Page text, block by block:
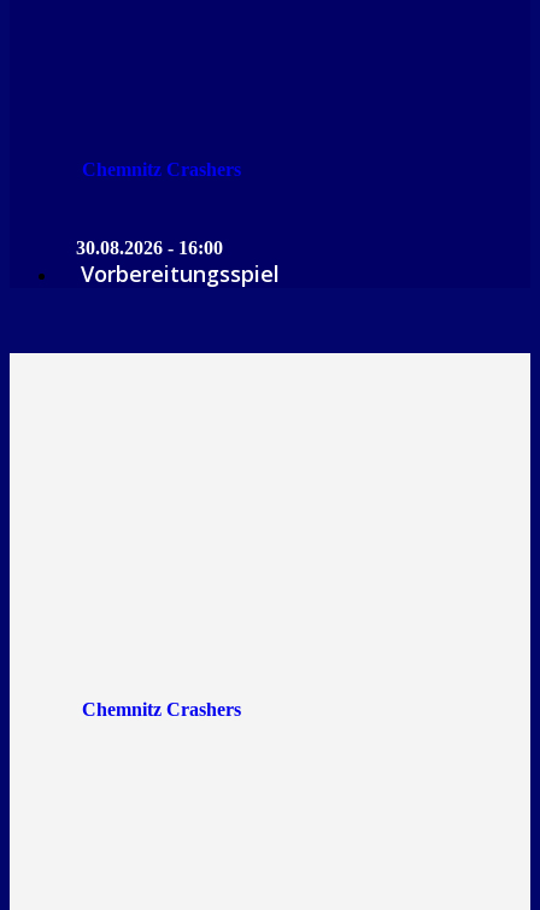
Chemnitz Crashers
30.08.2026 - 16:00
Vorbereitungsspiel
Chemnitz Crashers